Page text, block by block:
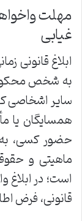
مهلت
غیابی
ابلاغ قانونی
به شخص محکوم
سایر اشخاصی
همسایگان یا
حضور کسی،
ماهیتی و
است؛ در ابلاغ
قانونی، فرض